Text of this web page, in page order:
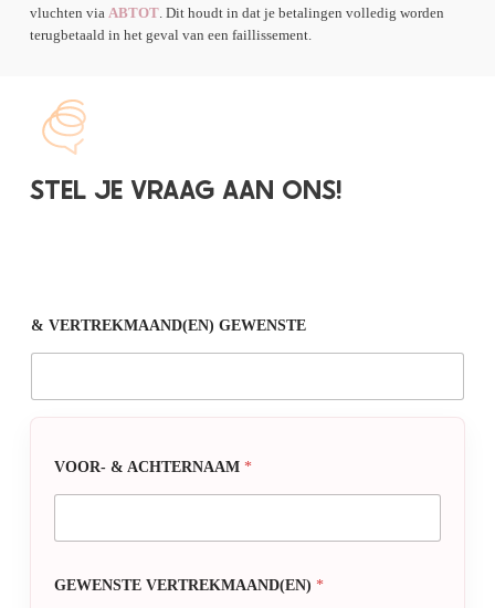
vluchten via ABTOT. Dit houdt in dat je betalingen volledig worden
terugbetaald in het geval van een faillissement.
STEL JE VRAAG AAN ONS!
& VERTREKMAAND(EN) GEWENSTE
VOOR- & ACHTERNAAM*
GEWENSTE VERTREKMAAND(EN)*